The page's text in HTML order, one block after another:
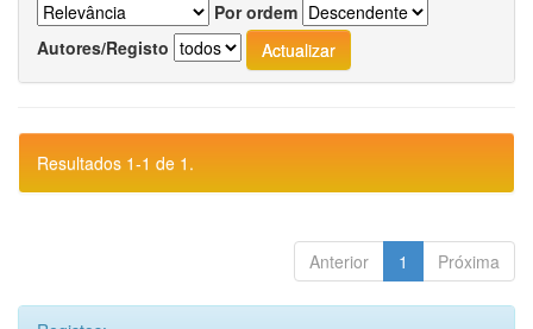
Por ordem
Autores/Registo
Resultados 1-1 de 1.
Anterior 1 Próxima